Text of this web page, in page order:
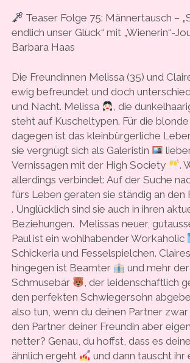
Teaser Folge 75: Männertausch –
endlich unser Glück“ mit „Wienerin“-
Barbara Haas
Die Freundinnen Melissa (35) und
ewig befreundet und doch
und Nacht. Melissa
, die
steht auf Kuscheltypen. Für die
dagegen ist das kleinbürgerliche
sie vergnügt sich als Galeristin
Vernissagen mit der High Society
.
allerdings verbindet: Auf der Suche
fürs Leben geraten sie ständig an den
. Unglücklich sind sie auch in ihren
Beziehungen. Melissas neuer,
Paul ist ein wohlhabender Workaholic
Schickeria und Fesselspielchen.
hingegen ist Beamter
und mehr
Schmusebär
, der leidenschaftlich
den perfekten Schwiegersohn
also tun, wenn du deinen Partner
den Partner deiner Freundin aber
netter? Genau, du hoffst, dass es
ähnlich ergeht
und dann tauscht ihr